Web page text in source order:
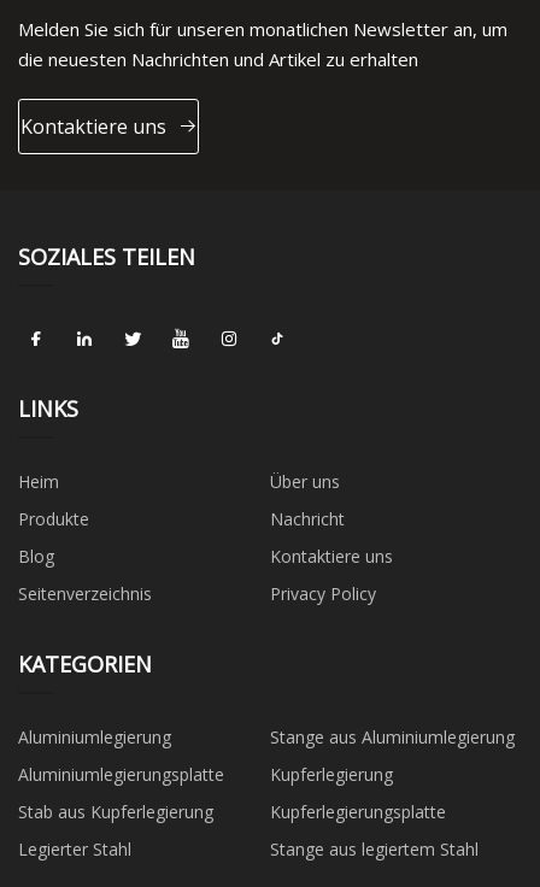
Melden Sie sich für unseren monatlichen Newsletter an, um
die neuesten Nachrichten und Artikel zu erhalten
Kontaktiere uns
SOZIALES TEILEN
LINKS
Heim
Über uns
Produkte
Nachricht
Blog
Kontaktiere uns
Seitenverzeichnis
Privacy Policy
KATEGORIEN
Aluminiumlegierung
Stange aus Aluminiumlegierung
Aluminiumlegierungsplatte
Kupferlegierung
Stab aus Kupferlegierung
Kupferlegierungsplatte
Legierter Stahl
Stange aus legiertem Stahl